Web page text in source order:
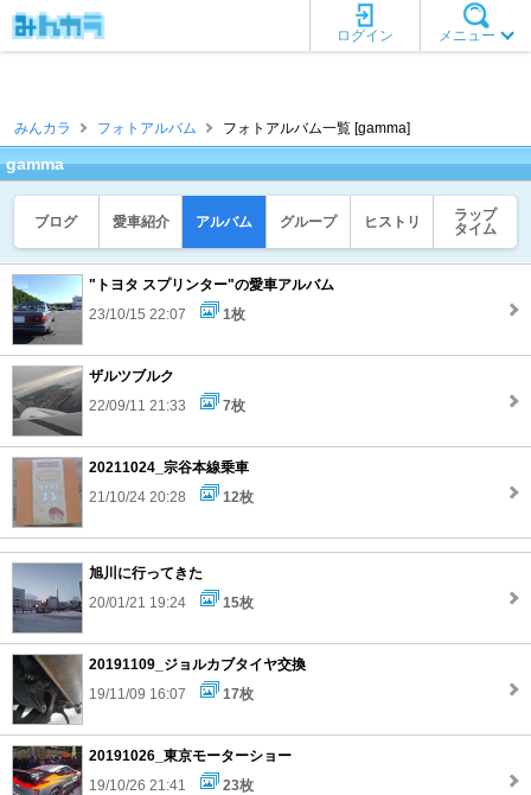
メニュー
ログイン
みんカラ フォトアルバム フォトアルバム一覧 [gamma]
gamma
ブログ 愛車紹介 アルバム グループ ヒストリ
ラップ
タイム
"トヨタ スプリンター"の愛車アルバム
23/10/15 22:07
1枚
ザルツブルク
22/09/11 21:33
7枚
20211024_宗谷本線乗車
21/10/24 20:28
12枚
旭川に行ってきた
20/01/21 19:24
15枚
20191109_ジョルカブタイヤ交換
19/11/09 16:07
17枚
20191026_東京モーターショー
19/10/26 21:41
23枚